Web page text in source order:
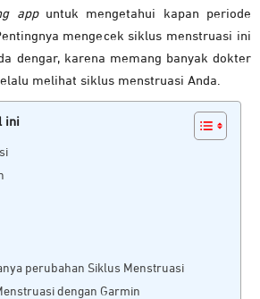
appuntuk mengetahui kapan periode
mengecek siklus menstruasi ini
dengar, karena memang banyak dokter
melihat siklus menstruasi Anda.
ini
perubahan Siklus Menstruasi
dengan Garmin